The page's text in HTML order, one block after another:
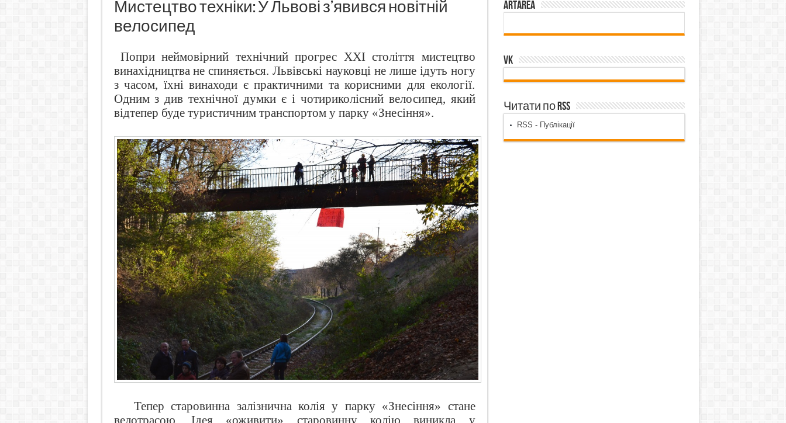
Мистецтво техніки: У Львові з’явився новітній
велосипед
Попри неймовірний технічний прогрес ХХІ століття мистецтво
винахідництва не спиняється. Львівські науковці не лише ідуть ногу
з часом, їхні винаходи є практичними та корисними для екології.
Одним з див технічної думки є і чотириколісний велосипед, який
відтепер буде туристичним транспортом у парку «Знесіння».
Тепер старовинна залізнична колія у парку «Знесіння» стане
велотрасою. Ідея «оживити» старовинну колію виникла у
ArtArea
VK
Читати по RSS
RSS - Публікації